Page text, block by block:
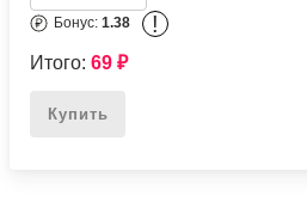
Бонус:1.38 !
Итого:69₽
Купить